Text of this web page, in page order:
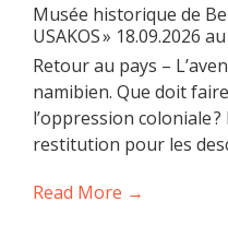
Musée historique de
USAKOS » 18.09.2026
Retour au pays –
namibien. Que doit
l’oppression coloniale
restitution pour les
Read More →